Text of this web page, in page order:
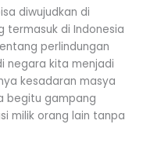
diwujudkan di
di Indonesia
perlindungan
negara kita menjadi
kesadaran masya
begitu gampang
milik orang lain tanpa